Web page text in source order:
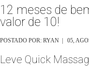
12 meses de
valor de 10!
POSTADO POR: RYAN | 05,
Leve Quick